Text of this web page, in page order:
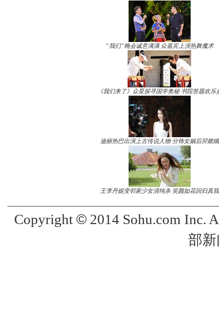
“我们”晚会诚意满满 众嘉宾上演热舞魔术
《我们来了》众星探寻国学奥秘 书院答题欢乐
迪丽热巴出演上古传说人物 分饰女娲后羿嫦娥
王李丹妮变邻家少女清纯杀 笑颜如花回归真我
Copyright ©2014 Sohu.com Inc.
部